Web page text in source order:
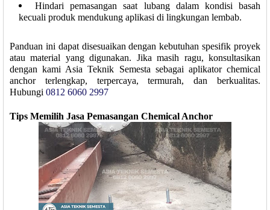
Hindari pemasangan saat lubang dalam kondisi basah
kecuali produk mendukung aplikasi di lingkungan lembab.
Panduan ini dapat disesuaikan dengan kebutuhan spesifik proyek
atau material yang digunakan. Jika masih ragu, konsultasikan
dengan kami Asia Teknik Semesta sebagai aplikator chemical
anchor terlengkap, terpercaya, termurah, dan berkualitas.
Hubungi 0812 6060 2997
Tips Memilih Jasa Pemasangan Chemical Anchor